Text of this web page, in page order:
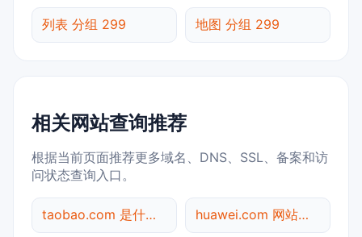
列表 分组 299 地图 分组 299
相关网站查询推荐
根据当前页面推荐更多域名、DNS、SSL、备案和访
问状态查询入口。
taobao.com 是什么网站 huawei.com 网站标题查询